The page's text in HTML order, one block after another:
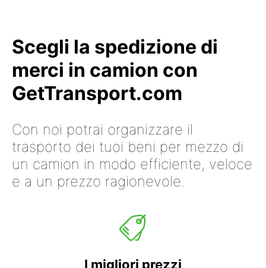
Scegli la spedizione di
merci in camion con
GetTransport.com
Con noi potrai organizzare il
trasporto dei tuoi beni per mezzo di
un camion in modo efficiente, veloce
e a un prezzo ragionevole.
I migliori prezzi